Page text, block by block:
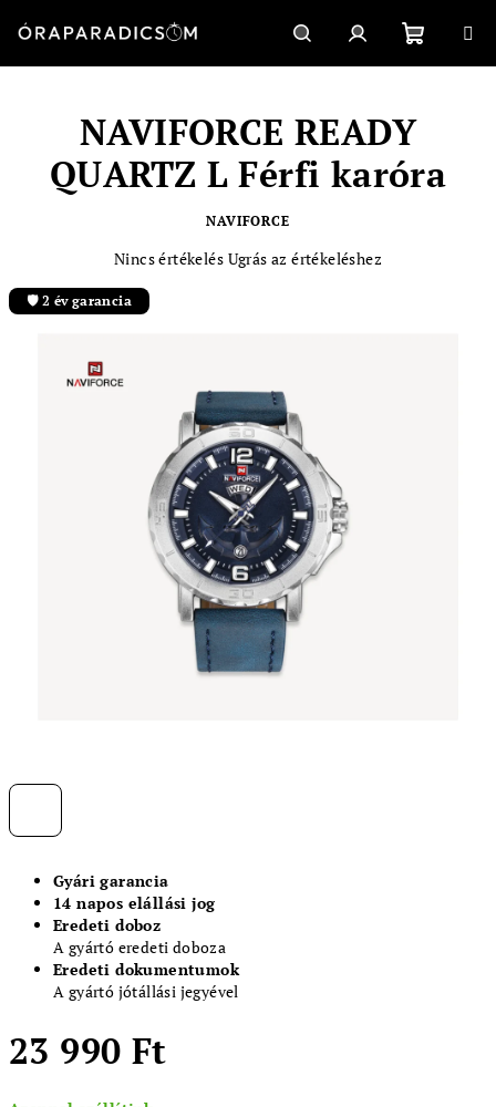
KeresésBejelentkezés
Kosár
Gyári garancia
14 napos elállási jog
Eredeti doboz
A gyártó eredeti doboza
Eredeti dokumentumok
A gyártó jótállási jegyével
23 990 Ft
NAVIFORCE READY
QUARTZ L Férfi karóra
NAVIFORCE
A
átlagos
0,0
Nincs értékelés Ugrás az értékeléshez
🛡️ 2 év garancia